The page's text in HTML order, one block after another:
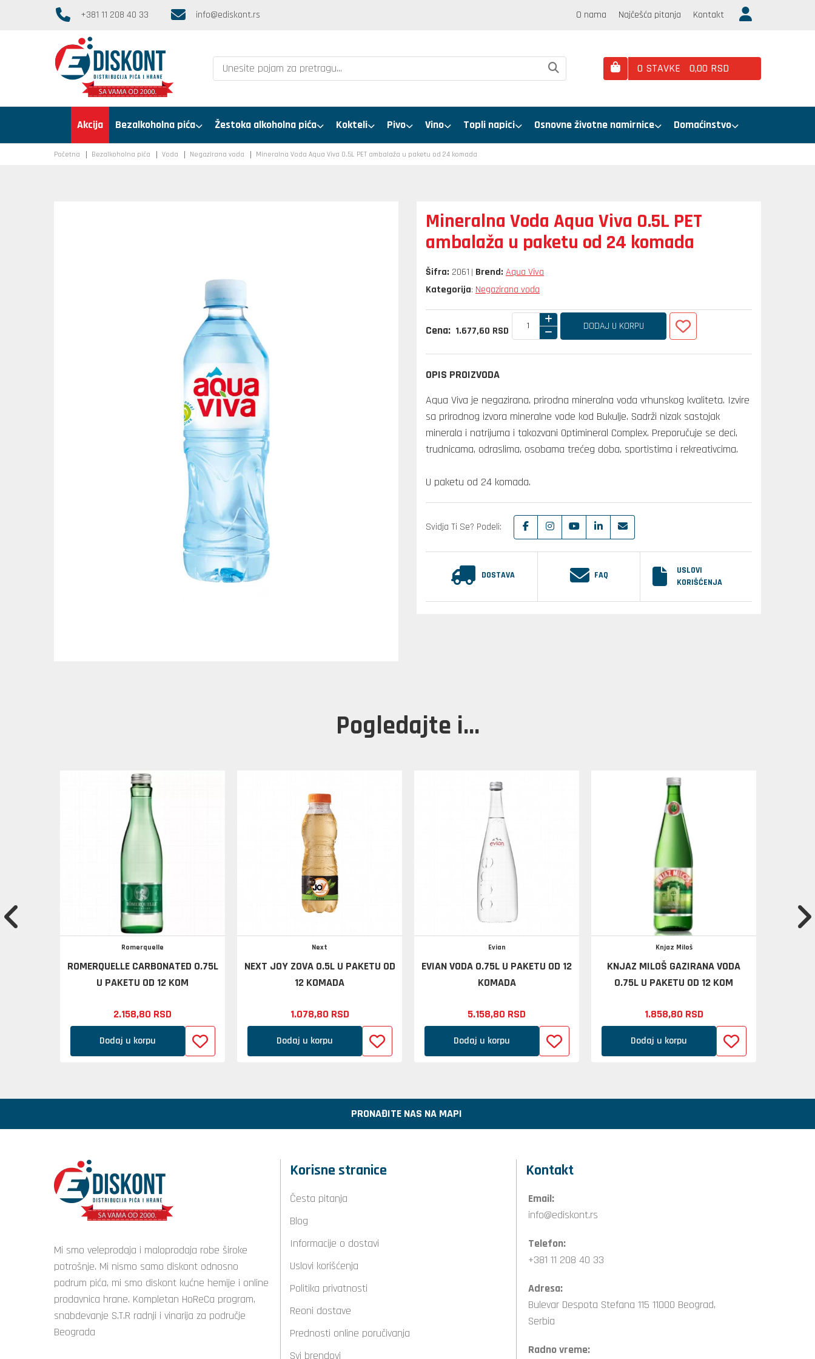
+381 11 208 40 33 info@ediskont.rs O nama Najčešća pitanja Kontakt
0 STAVKE 0,00 RSD
Akcija Bezalkoholna pića Žestoka alkoholna pića Kokteli Pivo Vino Topli napici Osnovne životne namirnice Domaćinstvo
Početna Bezalkoholna pića Voda Negazirana voda Mineralna Voda Aqua Viva 0.5L PET ambalaža u paketu od 24 komada
Mineralna Voda Aqua Viva 0.5L PET
ambalaža u paketu od 24 komada
Šifra: 2061 Brend: Aqua Viva
Kategorija: Negazirana voda
Cena: 1.677,60 RSD DODAJ U KORPU
OPIS PROIZVODA
Aqua Viva je negazirana, prirodna mineralna voda vrhunskog kvaliteta. Izvire
sa prirodnog izvora mineralne vode kod Bukulje. Sadrži nizak sastojak
minerala i natrijuma i takozvani Optimineral Complex. Preporučuje se deci,
trudnicama, odraslima, osobama trećeg doba, sportistima i rekreativcima.
U paketu od 24 komada.
Svidja Ti Se? Podeli:
DOSTAVA FAQ
USLOVI
KORIŠĆENJA
Pogledajte i...
Romerquelle
ROMERQUELLE CARBONATED 0.75L
U PAKETU OD 12 KOM
2.158,80 RSD
Dodaj u korpu
Next
NEXT JOY ZOVA 0.5L U PAKETU OD
12 KOMADA
1.078,80 RSD
Dodaj u korpu
Evian
EVIAN VODA 0.75L U PAKETU OD 12
KOMADA
5.158,80 RSD
Dodaj u korpu
Knjaz Miloš
KNJAZ MILOŠ GAZIRANA VODA
0.75L U PAKETU OD 12 KOM
1.858,80 RSD
Dodaj u korpu
PRONAĐITE NAS NA MAPI
Mi smo veleprodaja i maloprodaja robe široke
potrošnje. Mi nismo samo diskont odnosno
podrum pića, mi smo diskont kućne hemije i online
prodavnica hrane. Kompletan HoReCa program,
snabdevanje S.T.R radnji i vinarija za područje
Beograda
Korisne stranice
Česta pitanja
Blog
Informacije o dostavi
Uslovi korišćenja
Politika privatnosti
Reoni dostave
Prednosti online poručivanja
Svi brendovi
Kontakt
Email:
info@ediskont.rs
Telefon:
+381 11 208 40 33
Adresa:
Bulevar Despota Stefana 115 11000 Beograd,
Serbia
Radno vreme: